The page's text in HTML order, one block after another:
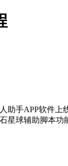
助手APP软件
星球辅助脚本